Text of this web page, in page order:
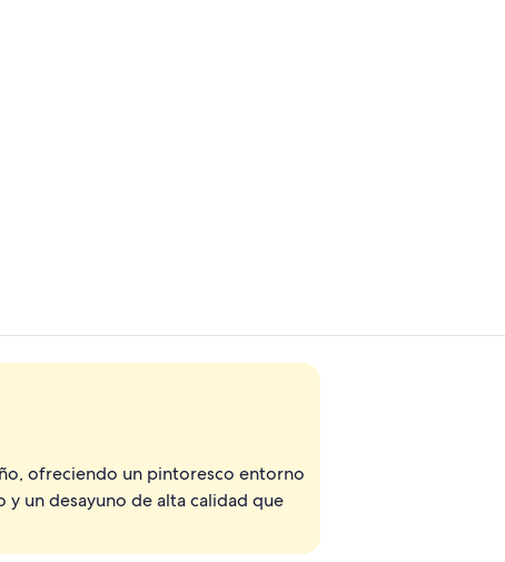
ofreciendo un pintoresco entorno
y un desayuno de alta calidad que